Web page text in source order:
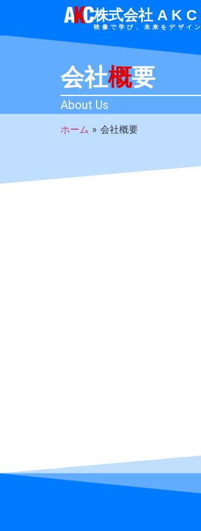
株式会社 A K C
映像で学び、未来をデザイン
会社概要
About Us
ホーム » 会社概要